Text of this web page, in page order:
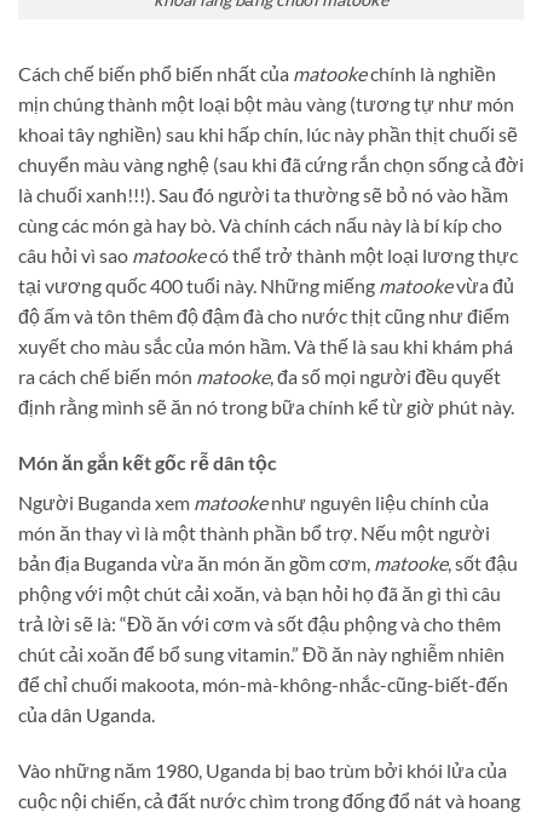
Cách chế biến phổ biến nhất của matookechính là nghiền
mịn chúng thành một loại bột màu vàng (tương tự như món
khoai tây nghiền) sau khi hấp chín, lúc này phần thịt chuối sẽ
chuyển màu vàng nghệ (sau khi đã cứng rắn chọn sống cả đời
là chuối xanh!!!). Sau đó người ta thường sẽ bỏ nó vào hầm
cùng các món gà hay bò. Và chính cách nấu này là bí kíp cho
câu hỏi vì sao matookecó thể trở thành một loại lương thực
tại vương quốc 400 tuổi này. Những miếng matookevừa đủ
độ ấm và tôn thêm độ đậm đà cho nước thịt cũng như điểm
xuyết cho màu sắc của món hầm. Và thế là sau khi khám phá
ra cách chế biến món matooke, đa số mọi người đều quyết
định rằng mình sẽ ăn nó trong bữa chính kể từ giờ phút này.
Món ăn gắn kết gốc rễ dân tộc
Người Buganda xem matookenhư nguyên liệu chính của
món ăn thay vì là một thành phần bổ trợ. Nếu một người
bản địa Buganda vừa ăn món ăn gồm cơm, matooke, sốt đậu
phộng với một chút cải xoăn, và bạn hỏi họ đã ăn gì thì câu
trả lời sẽ là: “Đồ ăn với cơm và sốt đậu phộng và cho thêm
chút cải xoăn để bổ sung vitamin.” Đồ ăn này nghiễm nhiên
để chỉ chuối makoota, món-mà-không-nhắc-cũng-biết-đến
của dân Uganda.
Vào những năm 1980, Uganda bị bao trùm bởi khói lửa của
cuộc nội chiến, cả đất nước chìm trong đống đổ nát và hoang